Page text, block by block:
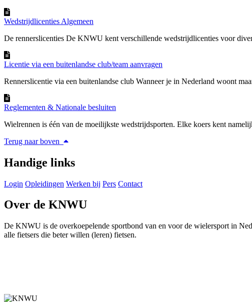
Wedstrijdlicenties Algemeen
De rennerslicenties De KNWU kent verschillende wedstrijdlicenties voor
Licentie via een buitenlandse club/team aanvragen
Rennerslicentie via een buitenlandse club Wanneer je in Nederland woont
Reglementen & Nationale besluiten
Wielrennen is één van de moeilijkste wedstrijdsporten. Elke koers kent
Terug naar boven
Handige links
Login Opleidingen Werken bij Pers Contact
Over de KNWU
De KNWU is de overkoepelende sportbond van en voor de wielersport in
alle fietsers die beter willen (leren) fietsen.